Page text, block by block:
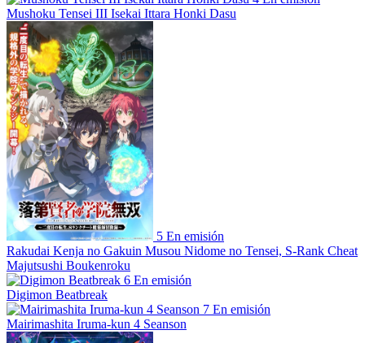
Mushoku Tensei III Isekai Ittara Honki Dasu
5 En emisión
Rakudai Kenja no Gakuin Musou Nidome no Tensei, S-Rank Cheat
Majutsushi Boukenroku
6 En emisión
Digimon Beatbreak
7 En emisión
Mairimashita Iruma-kun 4 Seanson